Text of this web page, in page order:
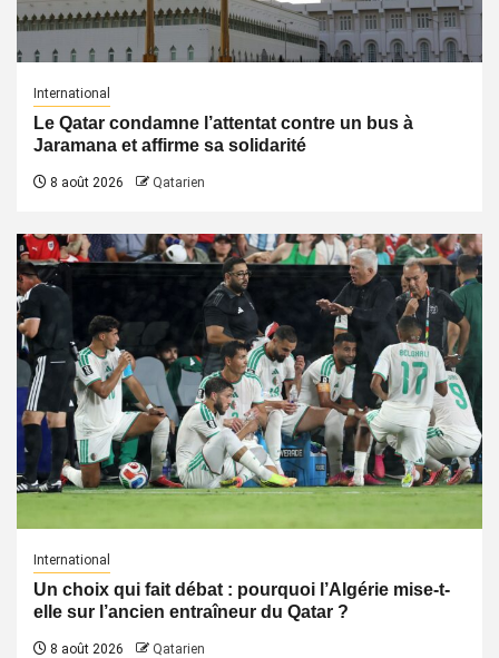
International
Le Qatar condamne l’attentat contre un bus à
Jaramana et affirme sa solidarité
8 août 2026 Qatarien
International
Un choix qui fait débat : pourquoi l’Algérie mise-t-
elle sur l’ancien entraîneur du Qatar ?
8 août 2026 Qatarien